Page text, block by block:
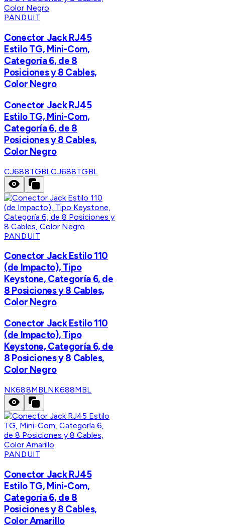
PANDUIT
Conector Jack RJ45
Estilo TG, Mini-Com,
Categoría 6, de 8
Posiciones y 8 Cables,
Color Negro
Conector Jack RJ45
Estilo TG, Mini-Com,
Categoría 6, de 8
Posiciones y 8 Cables,
Color Negro
CJ688TGBLCJ688TGBL
PANDUIT
Conector Jack Estilo 110
(de Impacto), Tipo
Keystone, Categoría 6, de
8 Posiciones y 8 Cables,
Color Negro
Conector Jack Estilo 110
(de Impacto), Tipo
Keystone, Categoría 6, de
8 Posiciones y 8 Cables,
Color Negro
NK688MBLNK688MBL
PANDUIT
Conector Jack RJ45
Estilo TG, Mini-Com,
Categoría 6, de 8
Posiciones y 8 Cables,
Color Amarillo